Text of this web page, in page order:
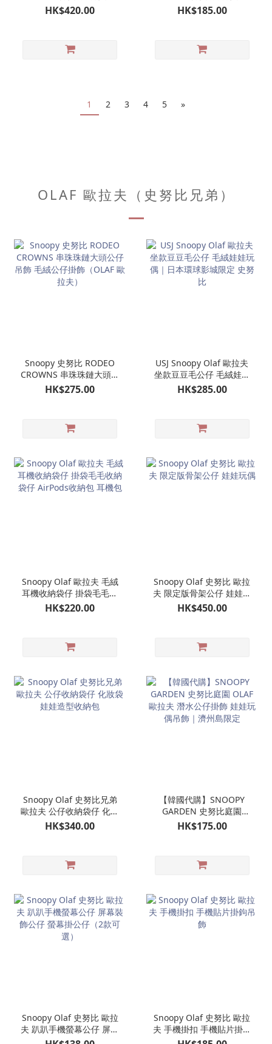
走玩具｜日本環球影城限
HK$420.00
裝吊飾掛飾｜日本環球影
城限定
HK$185.00
1 2 3 4 5 »
OLAF 歐拉夫（史努比兄弟）
Snoopy 史努比 RODEO
CROWNS 串珠珠鏈大頭公
仔吊飾 毛絨公仔掛飾
HK$275.00
USJ Snoopy Olaf 歐拉夫
坐款豆豆毛公仔 毛絨娃娃
玩偶｜日本環球影城限定
HK$285.00
Snoopy Olaf 歐拉夫 毛絨
耳機收納袋仔 掛袋毛毛收
納袋仔 AirPods收納包 耳
機包
HK$220.00
Snoopy Olaf 史努比 歐拉
夫 限定版骨架公仔 娃娃玩
偶
HK$450.00
Snoopy Olaf 史努比兄弟
歐拉夫 公仔收納袋仔 化妝
袋 娃娃造型收納包
HK$340.00
【韓國代購】SNOOPY
GARDEN 史努比庭園
OLAF 歐拉夫 潛水公仔掛
飾 娃娃玩偶吊飾｜濟州島
HK$175.00
Snoopy Olaf 史努比 歐拉
夫 趴趴手機螢幕公仔 屏幕
裝飾公仔 螢幕掛公仔（2
Snoopy Olaf 史努比 歐拉
夫 手機掛扣 手機貼片掛鉤
吊飾